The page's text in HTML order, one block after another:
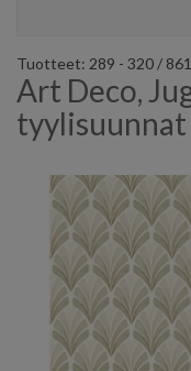
Tuotteet: 289 - 320 / 861
Art Deco,
tyylisuunnat